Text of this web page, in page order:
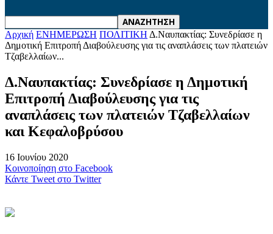
Αρχική ΕΝΗΜΕΡΩΣΗ ΠΟΛΙΤΙΚΗ Δ.Ναυπακτίας: Συνεδρίασε η
Δημοτική Επιτροπή Διαβούλευσης για τις αναπλάσεις των πλατειών
Τζαβελλαίων...
Δ.Ναυπακτίας: Συνεδρίασε η Δημοτική
Επιτροπή Διαβούλευσης για τις
αναπλάσεις των πλατειών Τζαβελλαίων
και Κεφαλοβρύσου
16 Ιουνίου 2020
Κοινοποίηση στο Facebook
Κάντε Tweet στο Twitter